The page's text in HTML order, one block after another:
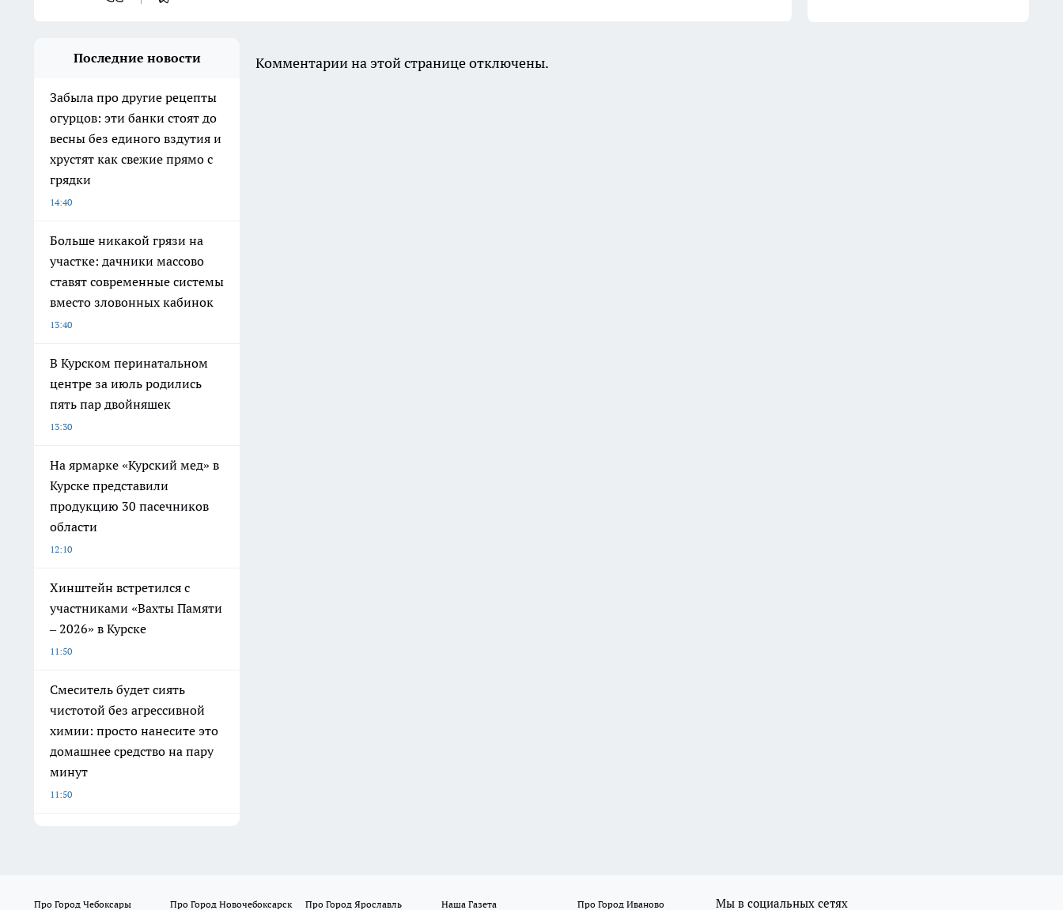
Последние новости
Забыла про другие рецепты
огурцов: эти банки стоят до
весны без единого вздутия и
хрустят как свежие прямо с
грядки
14:40
Больше никакой грязи на
участке: дачники массово
ставят современные системы
вместо зловонных кабинок
13:40
В Курском перинатальном
центре за июль родились
пять пар двойняшек
13:30
На ярмарке «Курский мед» в
Курске представили
продукцию 30 пасечников
области
12:10
Хинштейн встретился с
участниками «Вахты Памяти
– 2026» в Курске
11:50
Смеситель будет сиять
чистотой без агрессивной
химии: просто нанесите это
домашнее средство на пару
минут
11:50
Комментарии на этой странице отключены.
Про Город Чебоксары Про Город Новочебоксарск Про Город Ярославль Наша Газета Про Город Иваново Мы в социальных сетях